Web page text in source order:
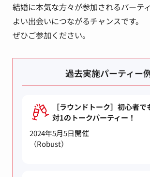
結婚に本気な方々が参加されるパーテ
よい出会いにつながるチャンスです。
ぜひご参加ください。
過去実施パーティー
［ラウンドトーク］初心者
対1のトークパーティー！
2024年5月5日開催
（Robust）